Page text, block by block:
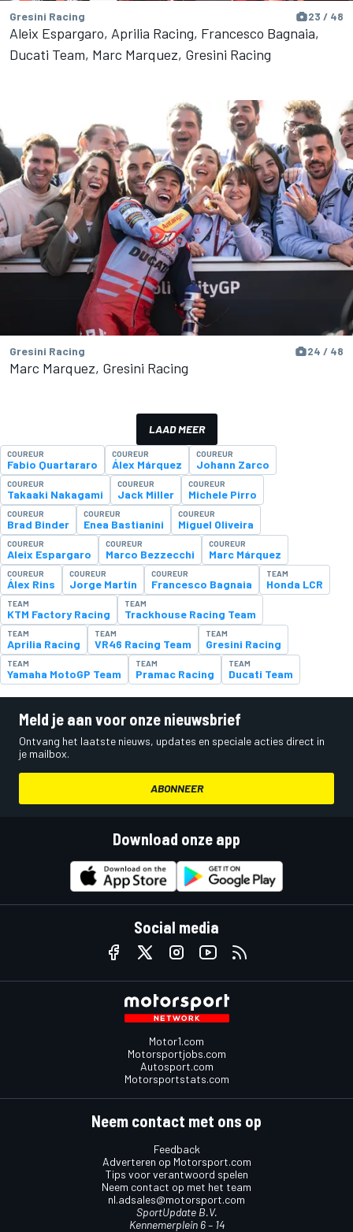
Gresini Racing 23 / 48
Aleix Espargaro, Aprilia Racing, Francesco Bagnaia,
Ducati Team, Marc Marquez, Gresini Racing
Gresini Racing 24 / 48
Marc Marquez, Gresini Racing
LAAD MEER
COUREUR
Fabio Quartararo
COUREUR
Álex Márquez
COUREUR
Johann Zarco
COUREUR
Takaaki Nakagami
COUREUR
Jack Miller
COUREUR
Michele Pirro
COUREUR
Brad Binder
COUREUR
Enea Bastianini
COUREUR
Miguel Oliveira
COUREUR
Aleix Espargaro
COUREUR
Marco Bezzecchi
COUREUR
Marc Márquez
COUREUR
Álex Rins
COUREUR
Jorge Martín
COUREUR
Francesco Bagnaia
TEAM
Honda LCR
TEAM
KTM Factory Racing
TEAM
Trackhouse Racing Team
TEAM
Aprilia Racing
TEAM
VR46 Racing Team
TEAM
Gresini Racing
TEAM
Yamaha MotoGP Team
TEAM
Pramac Racing
TEAM
Ducati Team
Meld je aan voor onze nieuwsbrief
Ontvang het laatste nieuws, updates en speciale acties direct in
je mailbox.
ABONNEER
Download onze app
Social media
Motor1.com
Motorsportjobs.com
Autosport.com
Motorsportstats.com
Neem contact met ons op
Feedback
Adverteren op Motorsport.com
Tips voor verantwoord spelen
Neem contact op met het team
nl.adsales@motorsport.com
SportUpdate B.V.
Kennemerplein 6 – 14